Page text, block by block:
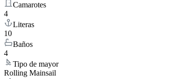
Camarotes
4
Literas
10
Baños
4
Tipo de mayor
Rolling Mainsail